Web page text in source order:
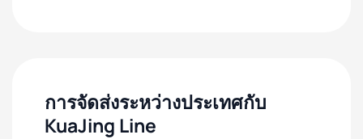
การจัดส่งระหว่างประเทศกับ
KuaJing Line